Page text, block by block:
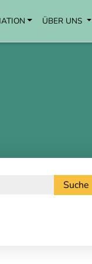
ÜBER UNS
Suche